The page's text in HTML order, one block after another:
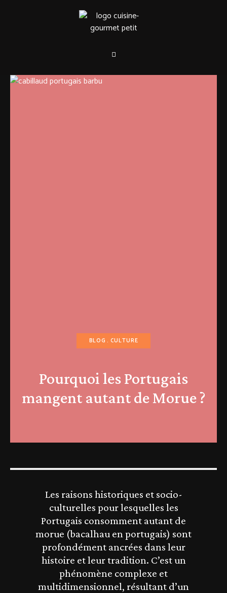
BLOG CULTURE
Pourquoi les Portugais
mangent autant de Morue ?
Les raisons historiques et socio-
culturelles pour lesquelles les
Portugais consomment autant de
morue (bacalhau en portugais) sont
profondément ancrées dans leur
histoire et leur tradition. C’est un
phénomène complexe et
multidimensionnel, résultant d’un